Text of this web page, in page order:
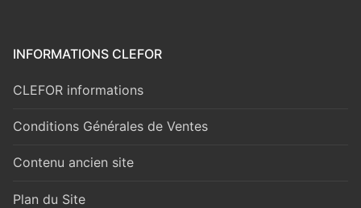
INFORMATIONS CLEFOR
CLEFOR informations
Conditions Générales de Ventes
Contenu ancien site
Plan du Site